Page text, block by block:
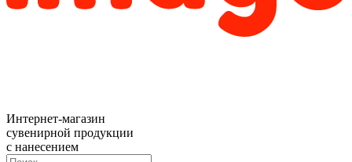
Интернет-магазин
сувенирной продукции
с нанесением